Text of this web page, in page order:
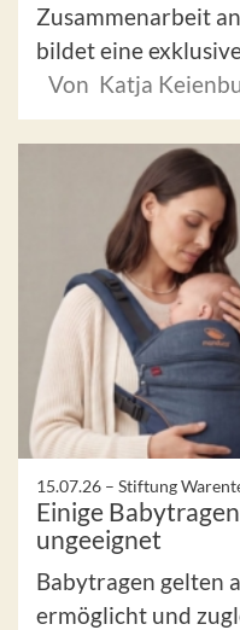
Zusammenarbeit
bildet eine
Von Katja
15.07.26 – Stiftung
Einige
ungeeignet
Babytragen gelten
ermöglicht und